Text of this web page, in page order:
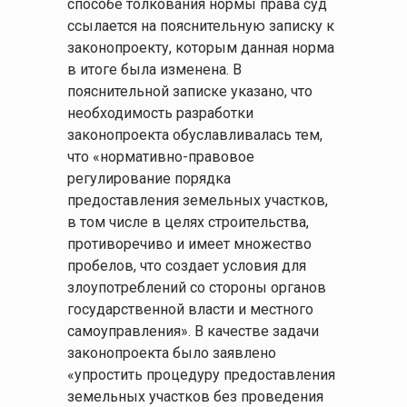
способе толкования нормы права суд
ссылается на пояснительную записку к
законопроекту, которым данная норма
в итоге была изменена. В
пояснительной записке указано, что
необходимость разработки
законопроекта обуславливалась тем,
что «нормативно-правовое
регулирование порядка
предоставления земельных участков,
в том числе в целях строительства,
противоречиво и имеет множество
пробелов, что создает условия для
злоупотреблений со стороны органов
государственной власти и местного
самоуправления». В качестве задачи
законопроекта было заявлено
«упростить процедуру предоставления
земельных участков без проведения